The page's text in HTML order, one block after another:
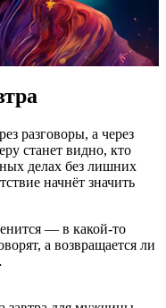
разговоры, а через
станет видно, кто
делах без лишних
начнёт значить
— в какой-то
а возвращается ли